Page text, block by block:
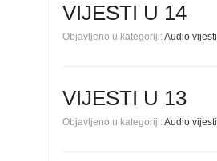
VIJESTI U 14
Objavljeno u kategoriji:Audio vijesti
VIJESTI U 13
Objavljeno u kategoriji:Audio vijesti